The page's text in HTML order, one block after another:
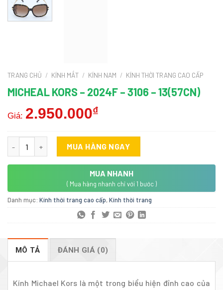
TRANG CHỦ / KÍNH MẮT / KÍNH NAM / KÍNH THỜI TRANG CAO CẤP
MICHEAL KORS – 2024F – 3106 – 13(57CN)
Giá: 2.950.000₫
Micheal Kors - 2024F - 3106 - 13(57CN) số lượng
MUA HÀNG NGAY
MUA NHANH
( Mua hàng nhanh chỉ với 1 bước )
Danh mục: Kính thời trang cao cấp,Kính thời trang
MÔ TẢ ĐÁNH GIÁ (0)
Kính Michael Kors là một trong biểu hiện đỉnh cao của